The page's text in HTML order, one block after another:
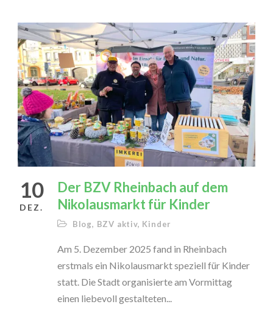
10
DEZ.
Der BZV Rheinbach auf dem
Nikolausmarkt für Kinder
Blog, BZV aktiv, Kinder
Am 5. Dezember 2025 fand in Rheinbach
erstmals ein Nikolausmarkt speziell für Kinder
statt. Die Stadt organisierte am Vormittag
einen liebevoll gestalteten...